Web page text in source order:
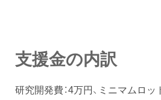
支援金の内訳
研究開発費：4万円、ミニマムロ